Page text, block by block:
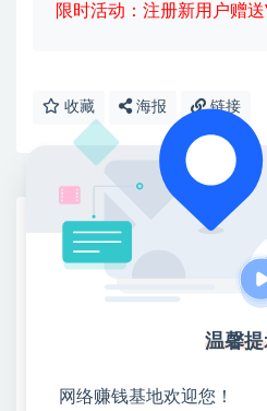
限时活动：注册新用户赠
收藏 海报 链接
网赚基地简介
站长微信：无
❤本站：本站整合多方资源站
类&副业类，资源丰富 物超所
❤能助您：找项目 + 低成本创
❤本站为众多团队提供了重要
温馨
网络赚钱基地欢迎您！